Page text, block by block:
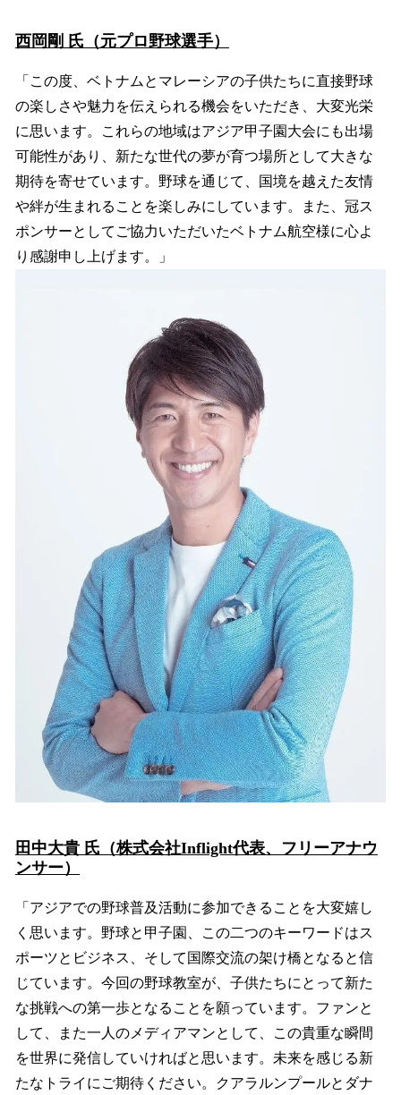
西岡剛 氏（元プロ野球選手）
「この度、ベトナムとマレーシアの子供たちに直接野球
の楽しさや魅力を伝えられる機会をいただき、大変光栄
に思います。これらの地域はアジア甲子園大会にも出場
可能性があり、新たな世代の夢が育つ場所として大きな
期待を寄せています。野球を通じて、国境を越えた友情
や絆が生まれることを楽しみにしています。また、冠ス
ポンサーとしてご協力いただいたベトナム航空様に心よ
り感謝申し上げます。」
田中大貴 氏（株式会社Inflight代表、フリーアナウ
ンサー）
「アジアでの野球普及活動に参加できることを大変嬉し
く思います。野球と甲子園、この二つのキーワードはス
ポーツとビジネス、そして国際交流の架け橋となると信
じています。今回の野球教室が、子供たちにとって新た
な挑戦への第一歩となることを願っています。ファンと
して、また一人のメディアマンとして、この貴重な瞬間
を世界に発信していければと思います。未来を感じる新
たなトライにご期待ください。クアラルンプールとダナ